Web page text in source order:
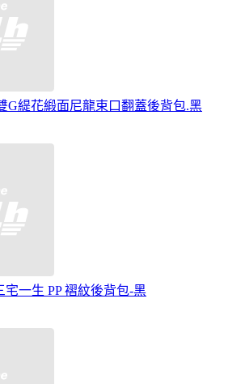
G緹花緞面尼龍束口翻蓋後背包.黑
宅一生 PP 褶紋後背包-黑